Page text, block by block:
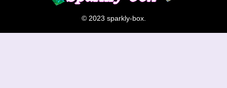
© 2023 sparkly-box.